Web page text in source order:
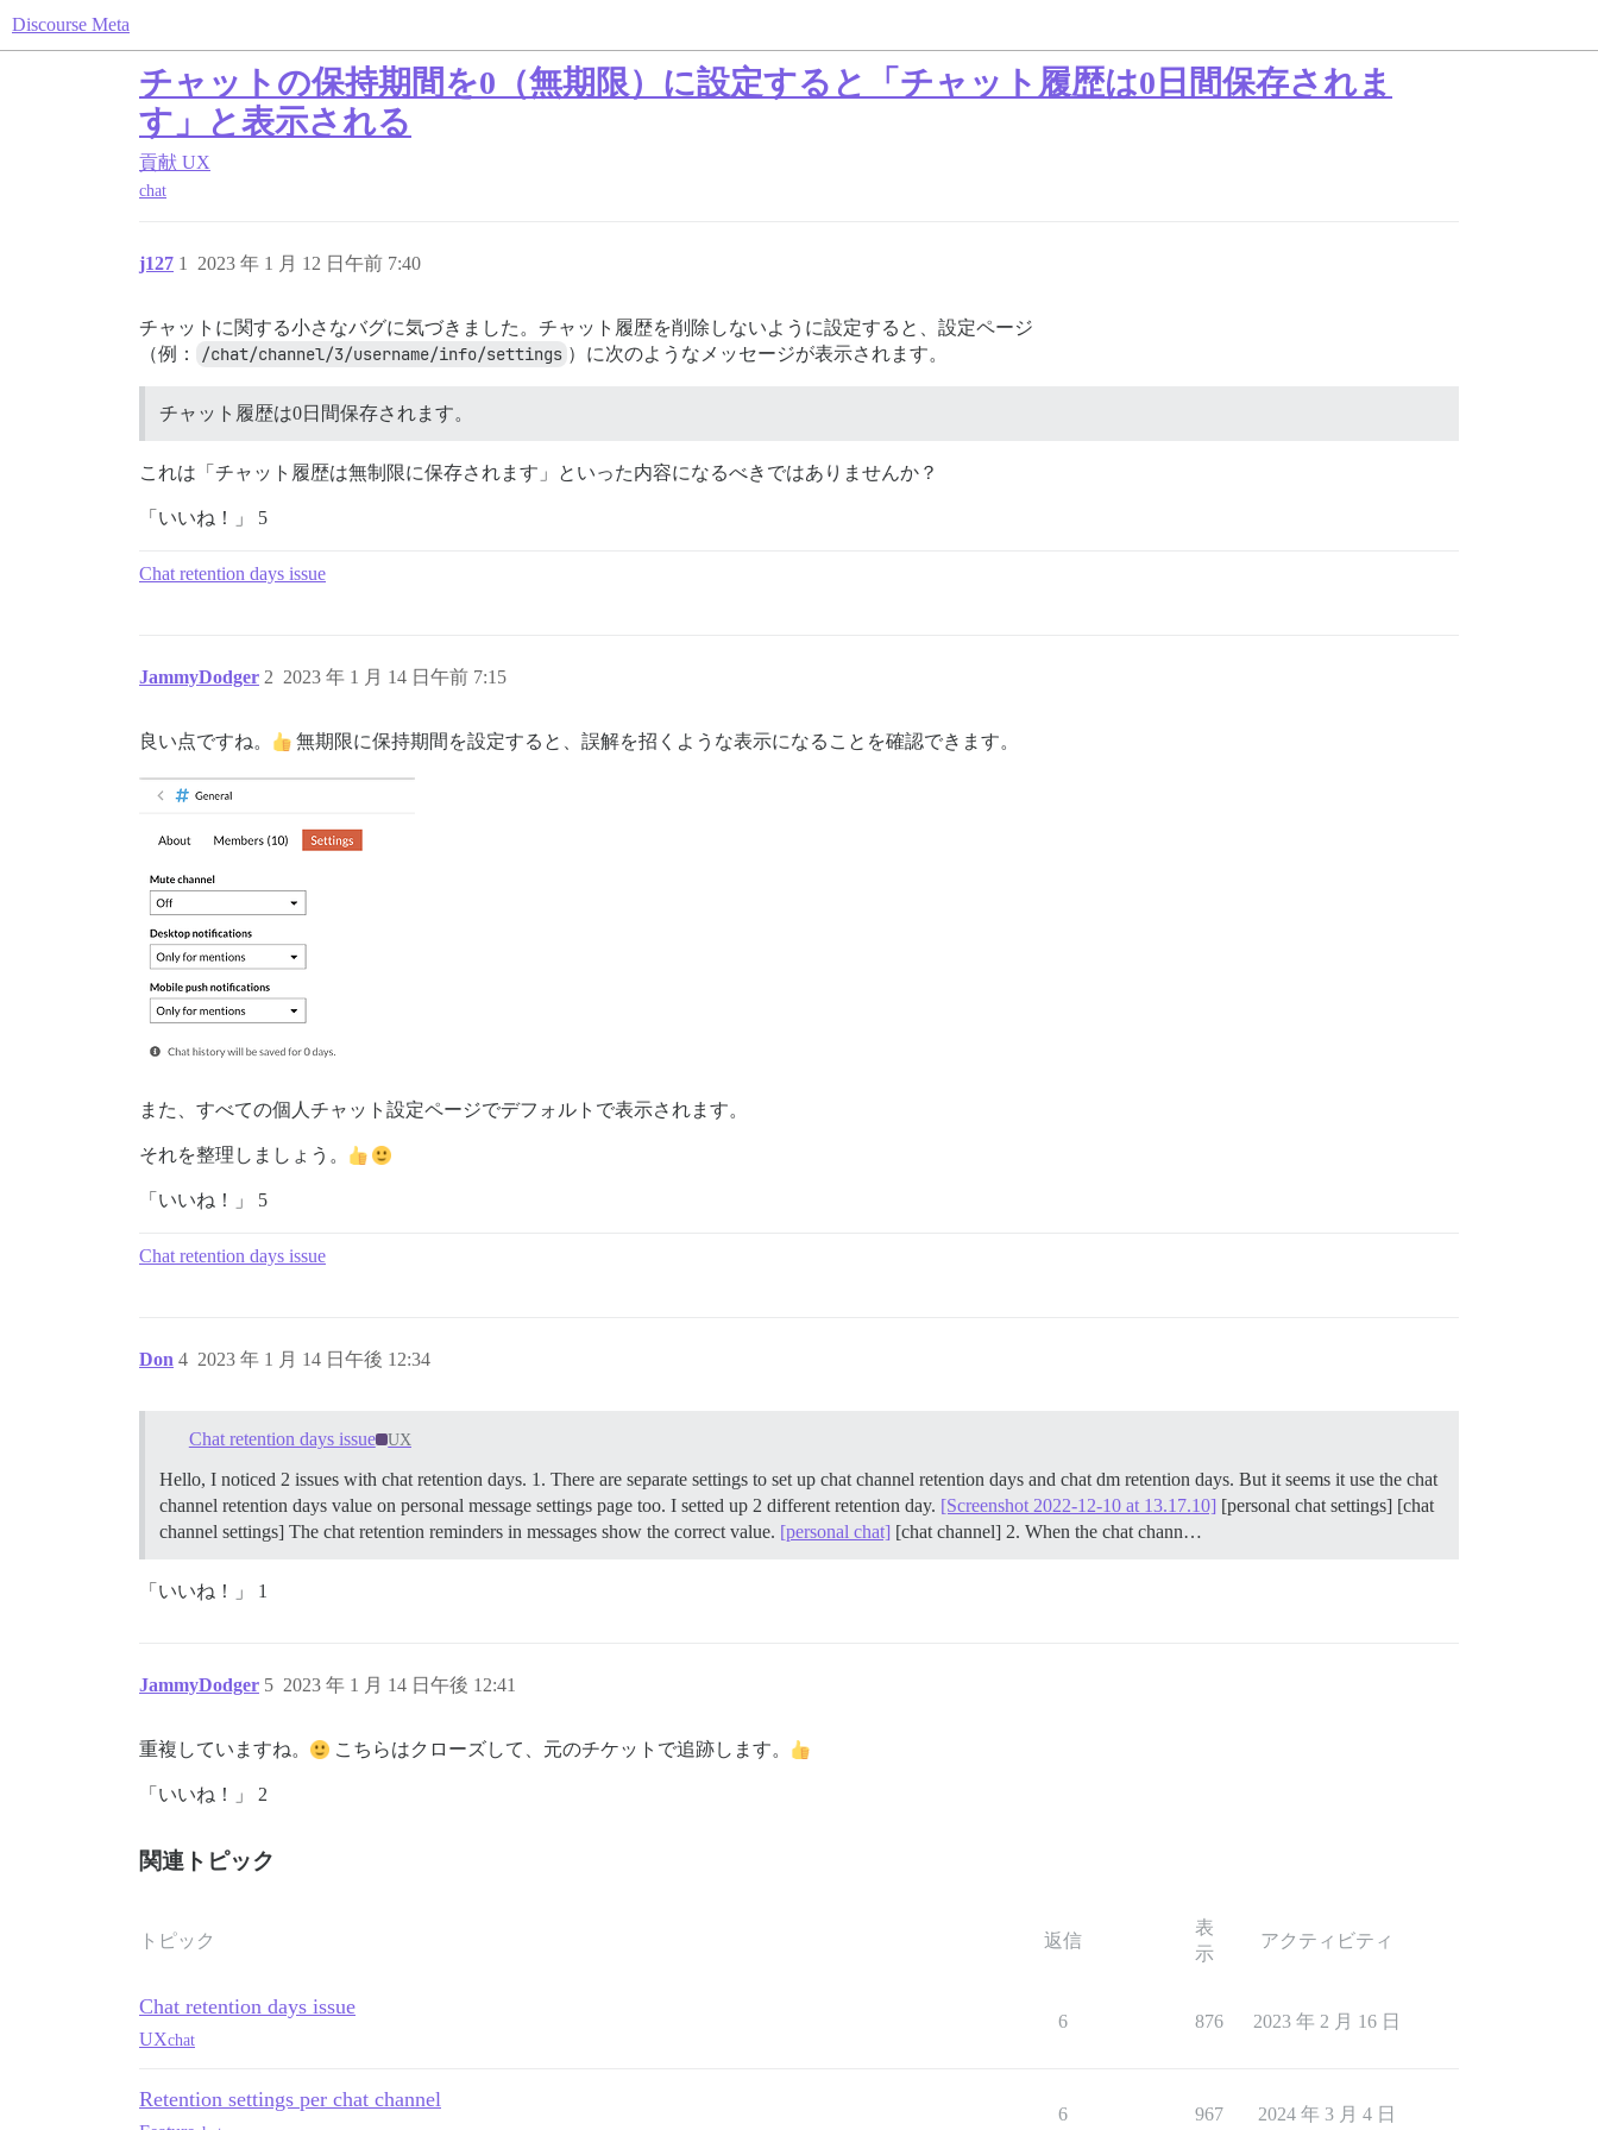
Discourse Meta
チャットの保持期間を0（無期限）に設定すると「チャット履歴は0日間保存されま
す」と表示される
貢献 UX
chat
j127 2023 年 1 月 12 日午前 7:40
1
チャットに関する小さなバグに気づきました。チャット履歴を削除しないように設定すると、設定ページ
（例：
/chat/channel/3/username/info/settings ）に次のようなメッセージが表示されます。
チャット履歴は0日間保存されます。
これは「チャット履歴は無制限に保存されます」といった内容になるべきではありませんか？
「いいね！」 5
Chat retention days issue
JammyDodger 2023 年 1 月 14 日午前 7:15
2
良い点ですね。 無期限に保持期間を設定すると、誤解を招くような表示になることを確認できます。
また、すべての個人チャット設定ページでデフォルトで表示されます。
それを整理しましょう。
「いいね！」 5
Chat retention days issue
Don 2023 年 1 月 14 日午後 12:34
4
Chat retention days issue UX
Hello, I noticed 2 issues with chat retention days. 1. There are separate settings to set up chat channel retention days and chat dm retention days. But it seems it use the chat
channel retention days value on personal message settings page too. I setted up 2 different retention day. [Screenshot 2022-12-10 at 13.17.10] [personal chat settings] [chat
channel settings] The chat retention reminders in messages show the correct value. [personal chat] [chat channel] 2. When the chat chann…
「いいね！」 1
JammyDodger 2023 年 1 月 14 日午後 12:41
5
重複していますね。 こちらはクローズして、元のチケットで追跡します。
「いいね！」 2
関連トピック
トピック 返信
表
示
アクティビティ
Chat retention days issue
UXchat
6 876 2023 年 2 月 16 日
Retention settings per chat channel
6 967 2024 年 3 月 4 日